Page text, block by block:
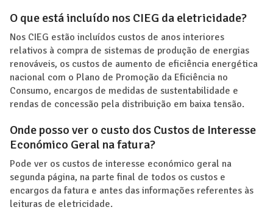
O que está incluído nos CIEG da eletricidade?
Nos CIEG estão incluídos custos de anos interiores
relativos à compra de sistemas de produção de energias
renováveis, os custos de aumento de eficiência energética
nacional com o Plano de Promoção da Eficiência no
Consumo, encargos de medidas de sustentabilidade e
rendas de concessão pela distribuição em baixa tensão.
Onde posso ver o custo dos Custos de Interesse
Económico Geral na fatura?
Pode ver os custos de interesse económico geral na
segunda página, na parte final de todos os custos e
encargos da fatura e antes das informações referentes às
leituras de eletricidade.